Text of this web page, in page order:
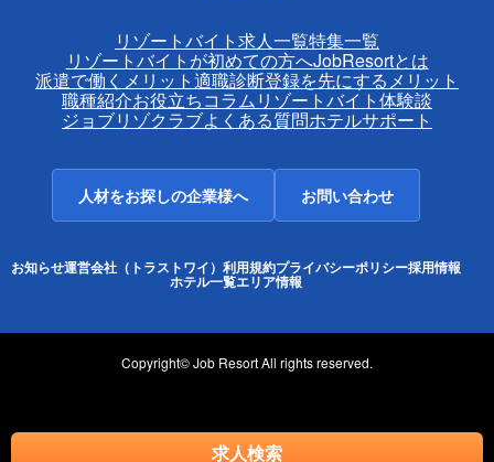
求人検索
リゾートバイト求人一覧特集一覧
リゾートバイトが初めての方へJobResortとは
派遣で働くメリット適職診断登録を先にするメリット
職種紹介お役立ちコラムリゾートバイト体験談
ジョブリゾクラブよくある質問ホテルサポート
人材をお探しの企業様へ お問い合わせ
お知らせ運営会社（トラストワイ） 利用規約プライバシーポリシー採用情報
ホテル一覧エリア情報
Copyright© Job Resort All rights reserved.